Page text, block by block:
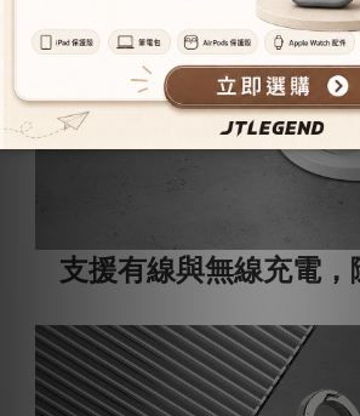
支援有線與無線充電，